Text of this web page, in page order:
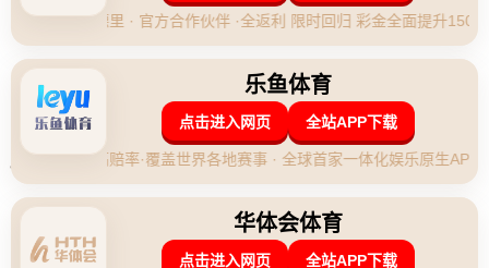
直备受赞誉。然而，随着他的名气不断攀升，一些不堪回首的往事
也被披露出来。据传，易建联曾因涉嫌**闯入女浴室被拘留**，这
一指控对他的公众形象造成了显著影响。
在全球范围内，多数名人因涉及类似事件而面临法律与道德的双重
审判。回顾历史，2009年美国著名球星科比·布莱恩特曾被指控涉
嫌非礼，但最终因缺乏证据而被撤销指控。虽然科比最后的澄清挽
回了一些声誉损失，但**这一事件依旧对他的职业生涯产生了深远
影响**，说明公众情绪的波动往往会对事件走向产生重要作用。